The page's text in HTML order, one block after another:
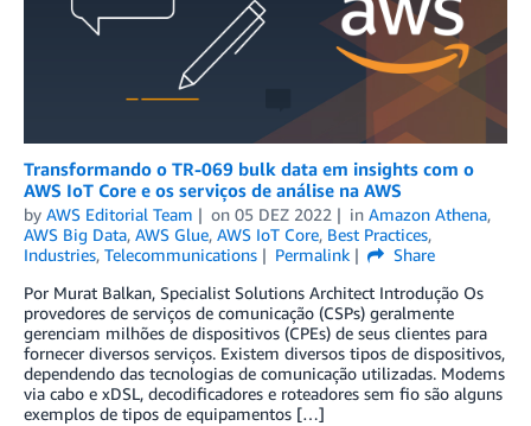
Transformando o TR-069 bulk data em insights com o
AWS IoT Core e os serviços de análise na AWS
by AWS Editorial Team on 05 DEZ 2022 in Amazon Athena,
AWS Big Data, AWS Glue, AWS IoT Core, Best Practices,
Industries, Telecommunications Permalink
Share
Por Murat Balkan, Specialist Solutions Architect Introdução Os
provedores de serviços de comunicação (CSPs) geralmente
gerenciam milhões de dispositivos (CPEs) de seus clientes para
fornecer diversos serviços. Existem diversos tipos de dispositivos,
dependendo das tecnologias de comunicação utilizadas. Modems
via cabo e xDSL, decodificadores e roteadores sem fio são alguns
exemplos de tipos de equipamentos […]